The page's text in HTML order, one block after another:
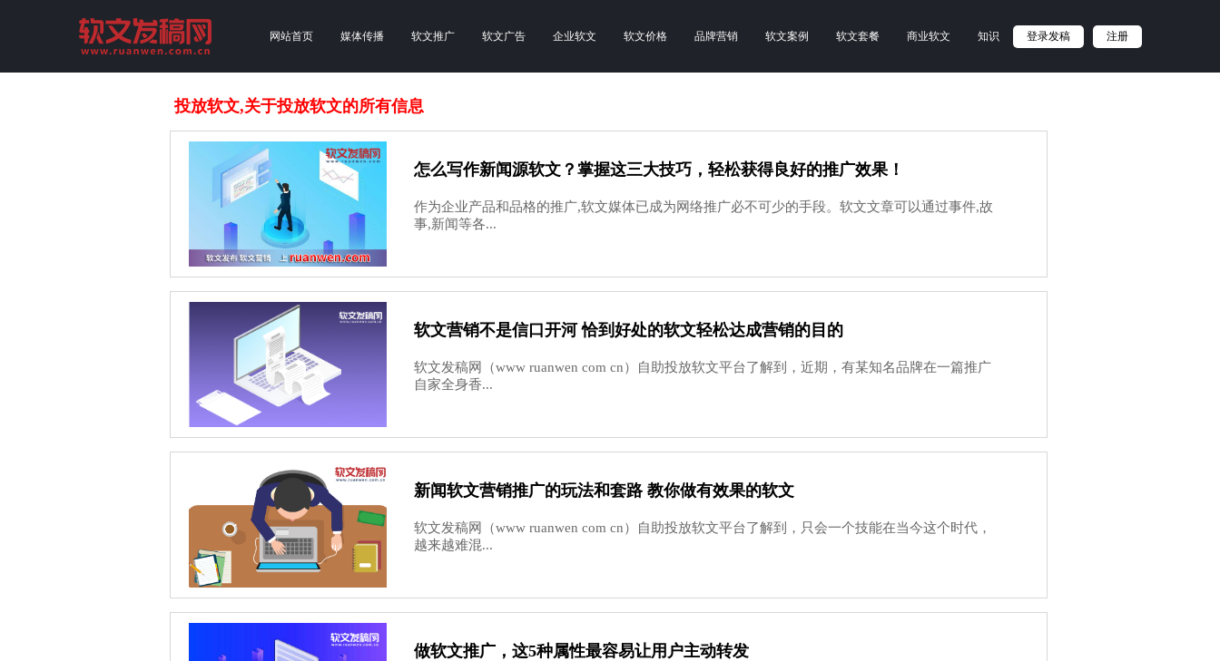
网站首页 媒体传播 软文推广 软文广告 企业软文 软文价格 品牌营销 软文案例 软文套餐 商业软文 知识 登录发稿 注册
投放软文,关于投放软文的所有信息
怎么写作新闻源软文？掌握这三大技巧，轻松获得良好的推广效果！
作为企业产品和品格的推广,软文媒体已成为网络推广必不可少的手段。软文文章可以通过事件,故
事,新闻等各...
软文营销不是信口开河 恰到好处的软文轻松达成营销的目的
软文发稿网（www ruanwen com cn）自助投放软文平台了解到，近期，有某知名品牌在一篇推广
自家全身香...
新闻软文营销推广的玩法和套路 教你做有效果的软文
软文发稿网（www ruanwen com cn）自助投放软文平台了解到，只会一个技能在当今这个时代，
越来越难混...
做软文推广，这5种属性最容易让用户主动转发